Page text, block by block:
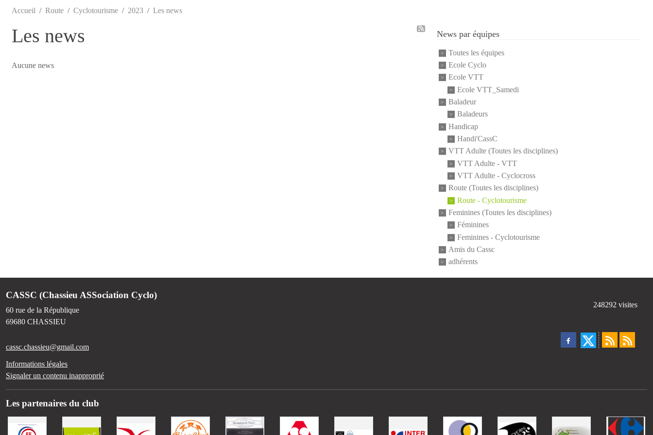
Accueil Route Cyclotourisme 2023 Les news
Les news
Aucune news
News par équipes
Toutes les équipes
Ecole Cyclo
Ecole VTT
Ecole VTT_Samedi
Baladeur
Baladeurs
Handicap
Handi'CassC
VTT Adulte (Toutes les disciplines)
VTT Adulte - VTT
VTT Adulte - Cyclocross
Route (Toutes les disciplines)
Route - Cyclotourisme
Feminines (Toutes les disciplines)
Féminines
Feminines - Cyclotourisme
Amis du Cassc
adhérents
CASSC (Chassieu ASSociation Cyclo)
60 rue de la République
69680 CHASSIEU
cassc.chassieu@gmail.com
Informations légales
Signaler un contenu inapproprié
248292 visites
Les partenaires du club